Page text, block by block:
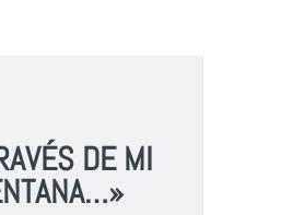
DE MI